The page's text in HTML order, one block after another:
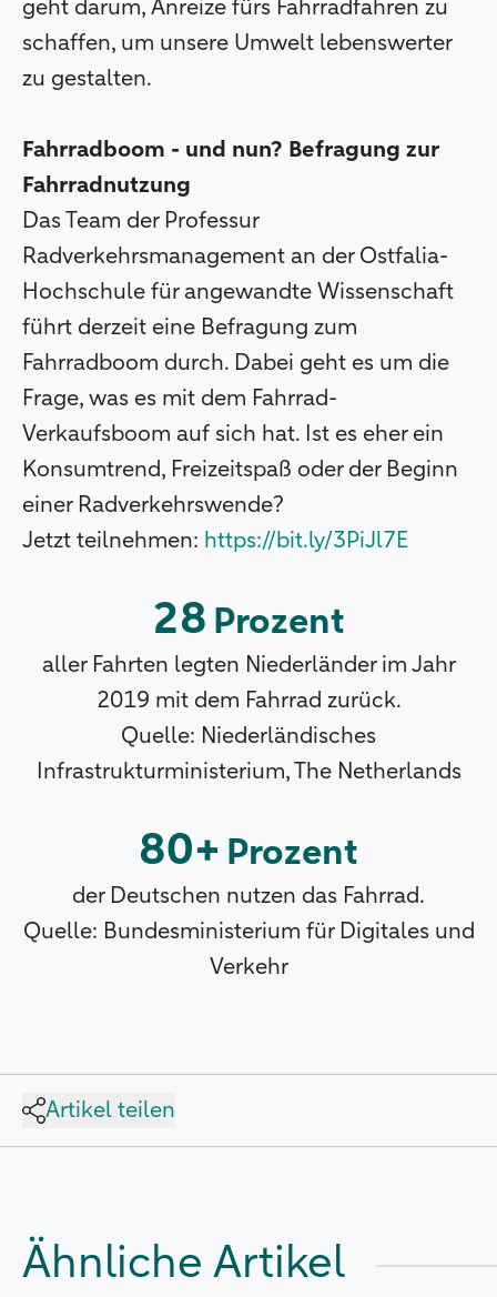
geht darum, Anreize fürs Fahrradfahren zu
schaffen, um unsere Umwelt lebenswerter
zu gestalten.
Fahrradboom - und nun? Befragung zur
Fahrradnutzung
Das Team der Professur
Radverkehrsmanagement an der Ostfalia-
Hochschule für angewandte Wissenschaft
führt derzeit eine Befragung zum
Fahrradboom durch. Dabei geht es um die
Frage, was es mit dem Fahrrad-
Verkaufsboom auf sich hat. Ist es eher ein
Konsumtrend, Freizeitspaß oder der Beginn
einer Radverkehrswende?
Jetzt teilnehmen: https://bit.ly/3PiJl7E
28 Prozent
aller Fahrten legten Niederländer im Jahr
2019 mit dem Fahrrad zurück.
Quelle: Niederländisches
Infrastrukturministerium, The Netherlands
80+ Prozent
der Deutschen nutzen das Fahrrad.
Quelle: Bundesministerium für Digitales und
Verkehr
Artikel teilen
Ähnliche Artikel